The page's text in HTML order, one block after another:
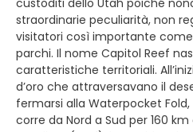
straordinarie peculiarità, non
visitatori così importante
parchi. Il nome Capitol Reef
caratteristiche territoriali.
d’oro che attraversavano il
fermarsi alla Waterpocket
corre da Nord a Sud per 160